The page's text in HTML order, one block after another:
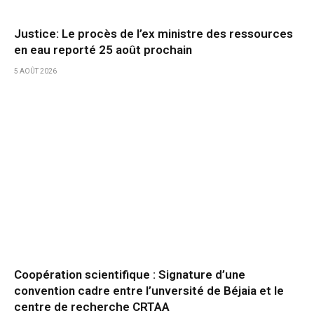
Justice: Le procès de l’ex ministre des ressources
en eau reporté 25 août prochain
5 AOÛT 2026
Coopération scientifique : Signature d’une
convention cadre entre l’unversité de Béjaia et le
centre de recherche CRTAA